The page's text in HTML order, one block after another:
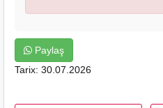
Paylaş
Tarix: 30.07.2026